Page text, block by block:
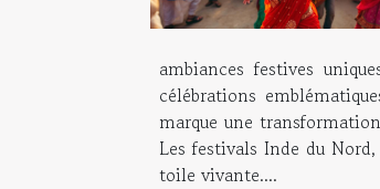
ambiances festives
célébrations
marque une
Les festivals Inde du
toile vivante....